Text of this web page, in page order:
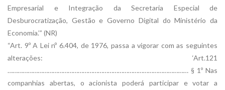
Empresarial e Integração da Secretaria Especial de
Desburocratização, Gestão e Governo Digital do Ministério da
Economia.’” (NR)
“Art. 9º A Lei nº 6.404, de 1976, passa a vigorar com as seguintes
alterações: ‘Art.121
……………………………………………………………………………………………… § 1º Nas
companhias abertas, o acionista poderá participar e votar a